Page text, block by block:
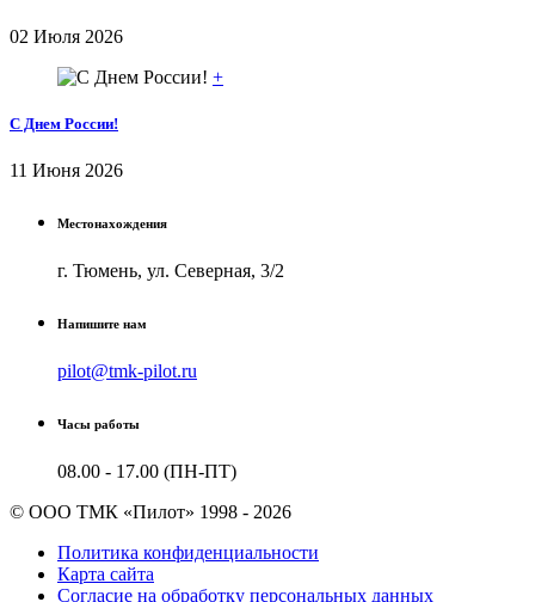
02 Июля 2026
+
С Днем России!
11 Июня 2026
Местонахождения
г. Тюмень, ул. Северная, 3/2
Напишите нам
pilot@tmk-pilot.ru
Часы работы
08.00 - 17.00 (ПН-ПТ)
© ООО ТМК «Пилот» 1998 - 2026
Политика конфиденциальности
Карта сайта
Согласие на обработку персональных данных